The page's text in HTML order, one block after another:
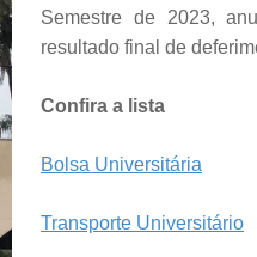
Semestre de 2023,
resultado final de
Confira a lista
Bolsa Universitária
Transporte Universitário